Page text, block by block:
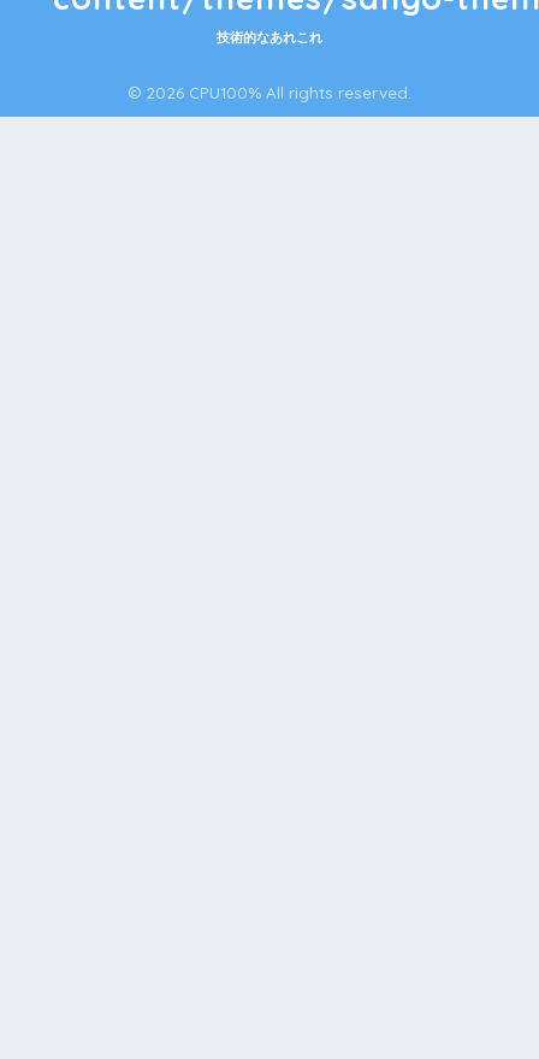
技術的なあれこれ
© 2026 CPU100% All rights reserved.